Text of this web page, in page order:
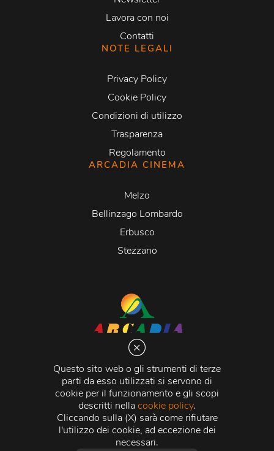
Questo sito web o gli strumenti di terze
parti da esso utilizzati si servono di
cookie per il funzionamento e gli scopi
descritti nellacookie policy.
Cliccando sulla (X) sarà come rifiutare
l'utilizzo dei cookie, ad eccezione dei
necessari.
Lavora con noi
Contatti
NOTE LEGALI
Privacy Policy
Cookie Policy
Condizioni di utilizzo
Trasparenza
Regolamento
ARCADIA CINEMA
Melzo
Bellinzago Lombardo
Erbusco
Stezzano
Via Martiri della Libertà 20066 Melzo (MI)
C.C.I.A.A. - R.E.A di Milano n. 1427910
Registro delle Imprese di Milano n. 338392 -
Fiscale e Partita Iva11015840157 | Capitale Sociale
500.000,00 i.v.
Credits:Crea Informatica S.r.l. 2026 © Tutti i diritti
riservati.